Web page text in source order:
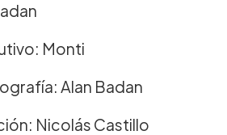
Monti
Alan Badan
Nicolás Castillo